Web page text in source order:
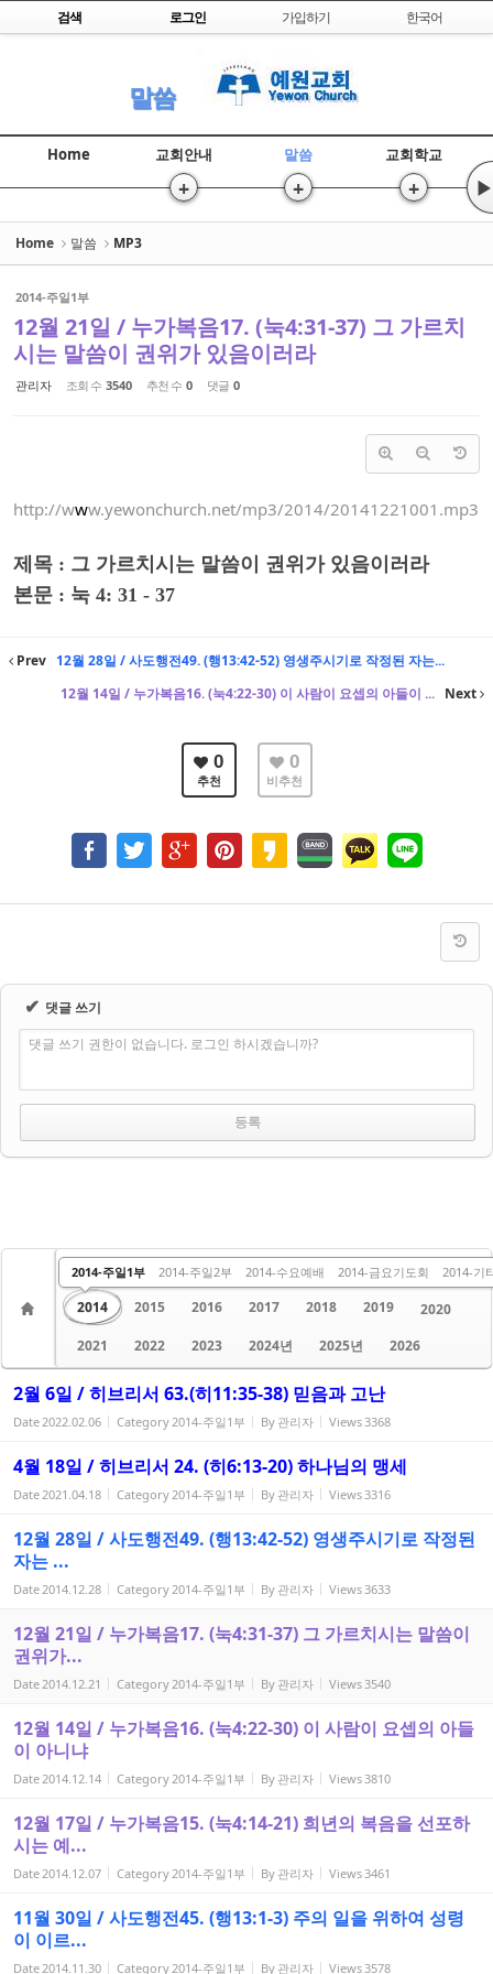
Skip to content
검색 로그인 가입하기 한국어
말씀
Home 교회안내
+
말씀
+
교회학교
+ ▶
Home 말씀 MP3
2014-주일1부
12월 21일 / 누가복음17. (눅4:31-37) 그 가르치
시는 말씀이 권위가 있음이러라
관리자 조회 수 3540 추천 수 0 댓글 0
http://www.yewonchurch.net/mp3/2014/20141221001.mp3
제목 : 그 가르치시는 말씀이 권위가 있음이러라
본문 : 눅 4: 31 - 37
Prev 12월 28일 / 사도행전49. (행13:42-52) 영생주시기로 작정된 자는...
12월 14일 / 누가복음16. (눅4:22-30) 이 사람이 요셉의 아들이 ... Next
0
추천
0
비추천
✔ 댓글 쓰기
댓글 쓰기 권한이 없습니다. 로그인 하시겠습니까?
수요 말씀 주일 1부 주일 2부 금요 말씀
2013
2014
2014-주일1부 2014-주일2부 2014-수요예배 2014-금요기도회 2014-기
2015 2016 2017 2018 2019
2020
2021
2022 2023 2024년 2025년 2026
2월 6일 / 히브리서 63.(히11:35-38) 믿음과 고난
Date2022.02.06 Category2014-주일1부 By 관리자 Views3368
4월 18일 / 히브리서 24. (히6:13-20) 하나님의 맹세
Date2021.04.18 Category2014-주일1부 By 관리자 Views3316
12월 28일 / 사도행전49. (행13:42-52) 영생주시기로 작정된
자는 ...
Date2014.12.28 Category2014-주일1부 By 관리자 Views3633
12월 21일 / 누가복음17. (눅4:31-37) 그 가르치시는 말씀이
권위가...
Date2014.12.21 Category2014-주일1부 By 관리자 Views3540
12월 14일 / 누가복음16. (눅4:22-30) 이 사람이 요셉의 아들
이 아니냐
Date2014.12.14 Category2014-주일1부 By 관리자 Views3810
12월 17일 / 누가복음15. (눅4:14-21) 희년의 복음을 선포하
시는 예...
Date2014.12.07 Category2014-주일1부 By 관리자 Views3461
11월 30일 / 사도행전45. (행13:1-3) 주의 일을 위하여 성령
이 이르...
Date2014.11.30 Category2014-주일1부 By 관리자 Views3578
Sketchbook5, 스케치북5
Sketchbook5, 스케치북5